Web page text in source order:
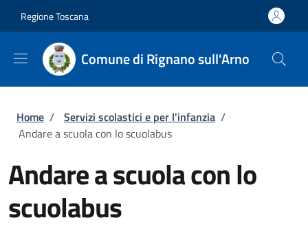
Regione Toscana
Comune di Rignano sull'Arno
Briciole di pane
Home / Servizi scolastici e per l'infanzia /
Andare a scuola con lo scuolabus
Andare a scuola con lo
scuolabus